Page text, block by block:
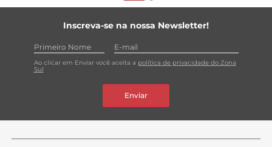
Inscreva-se na nossa Newsletter!
Ao clicar em Enviar você aceita a política de privacidade do Zona
Sul
Enviar